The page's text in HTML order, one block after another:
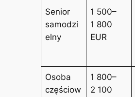
Senior
samodzi
elny
1 500–
1 800
EUR
Osoba
częściow
1 800–
2 100